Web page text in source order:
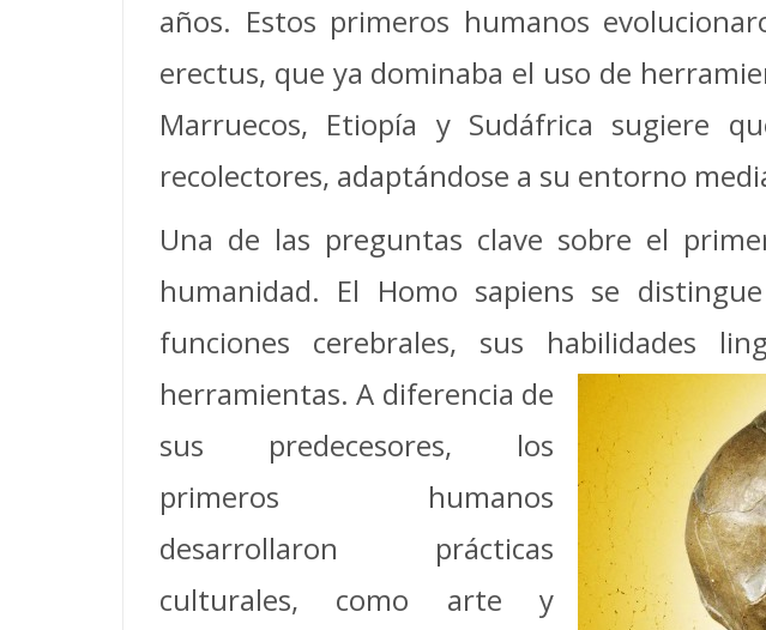
años. Estos primeros humanos
erectus, que ya dominaba el uso de
Marruecos, Etiopía y Sudáfrica sugiere
recolectores, adaptándose a su entorno
Una de las preguntas clave sobre el
humanidad. El Homo sapiens se
funciones cerebrales, sus habilidades
herramientas. A diferencia de
sus predecesores, los
primeros humanos
desarrollaron prácticas
culturales, como arte y